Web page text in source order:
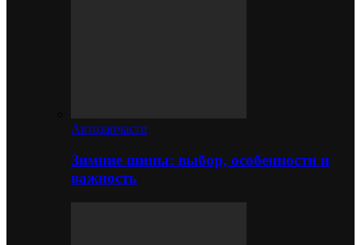
Автозапчасти
Зимние шины: выбор, особенности и
важность